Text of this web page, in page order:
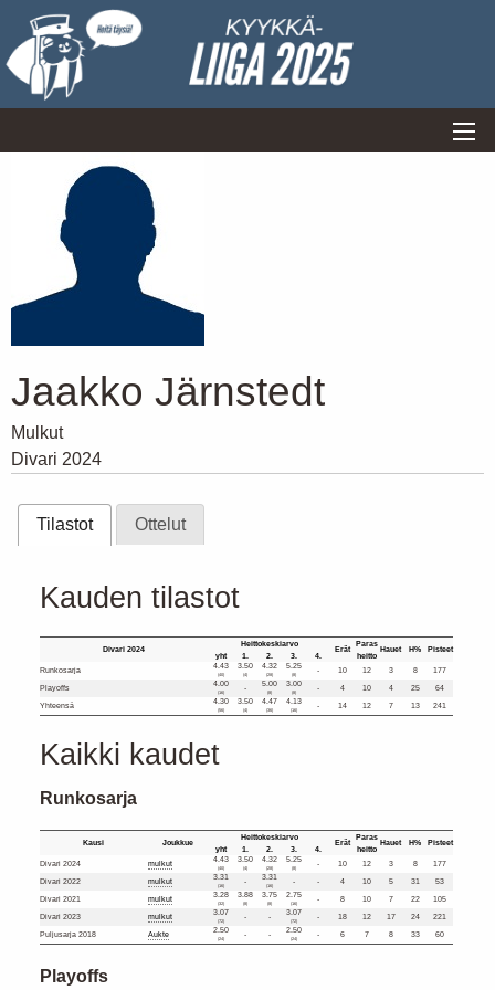
Jaakko Järnstedt
Mulkut
Divari 2024
Tilastot Ottelut
Kauden tilastot
Divari 2024
Heittokeskiarvo
Erät
Paras
heitto
Hauet H% Pisteet
yht 1. 2. 3.
4.
Runkosarja
4.43
(40)
3.50
(4)
4.32
(28)
5.25
(8) - 10 12 3 8
177
Playoffs
4.00
(16) - 5.00
(8)
3.00
(8) - 4 10 4 25
64
Yhteensä
4.30
(56)
3.50
(4)
4.47
(36)
4.13
(16) - 14 12 7 13 241
Kaikki kaudet
Runkosarja
Kausi Joukkue
Heittokeskiarvo
Erät
Paras
heitto
Hauet H% Pisteet
yht 1. 2. 3.
4.
Divari 2024
mulkut 4.43
(40)
3.50
(4)
4.32
(28)
5.25
(8) - 10 12 3 8
177
Divari 2022
mulkut 3.31
(16) - 3.31
(16) - - 4 10 5 31
53
Divari 2021
mulkut 3.28
(32)
3.88
(8)
3.75
(8)
2.75
(16) - 8 10 7 22
105
Divari 2023
mulkut 3.07
(72) - - 3.07
(72) - 18 12 17 24
221
Puljusarja 2018
Aukte 2.50
(24) - - 2.50
(24) - 6 7 8 33 60
Playoffs